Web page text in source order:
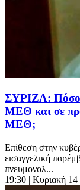
ΣΥΡΙΖΑ: Πόσοι
ΜΕΘ και σε
ΜΕΘ;
Επίθεση στην
εισαγγελική
πνευμονολ...
19:30 | Κυριακή